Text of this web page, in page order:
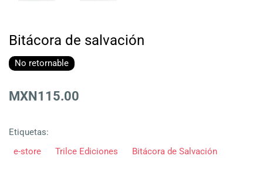
Bitácora de salvación
No retornable
MXN115.00
Etiquetas:
e-store
Trilce Ediciones Bitácora de Salvación